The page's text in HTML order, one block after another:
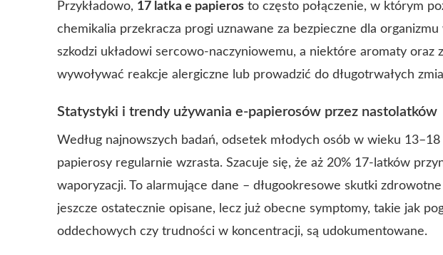
Przykładowo, 17 latka e papieros to często połączenie, w którym
chemikalia przekracza progi uznawane za bezpieczne dla
szkodzi układowi sercowo-naczyniowemu, a niektóre aromaty oraz
wywoływać reakcje alergiczne lub prowadzić do długotrwałych
Statystyki i trendy używania e-papierosów przez nastolatków
Według najnowszych badań, odsetek młodych osób w wieku
papierosy regularnie wzrasta. Szacuje się, że aż 20% 17-latków
waporyzacji. To alarmujące dane – długookresowe skutki
jeszcze ostatecznie opisane, lecz już obecne symptomy, takie jak
oddechowych czy trudności w koncentracji, są udokumentowane.